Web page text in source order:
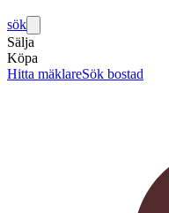
sök
Sälja
Köpa
Hitta mäklareSök bostad